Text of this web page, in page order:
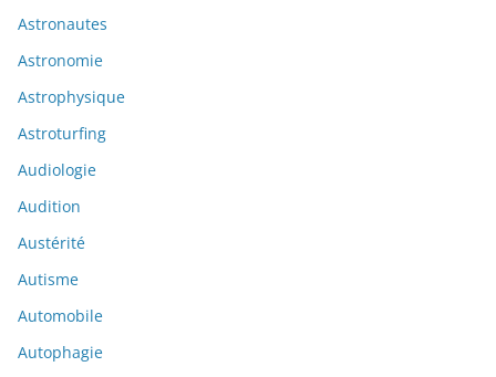
Astronautes
Astronomie
Astrophysique
Astroturfing
Audiologie
Audition
Austérité
Autisme
Automobile
Autophagie